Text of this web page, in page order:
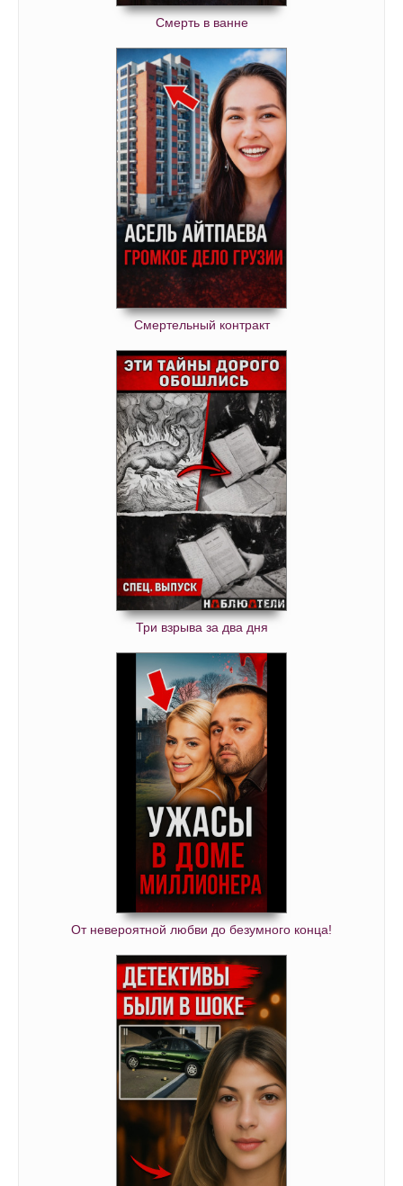
Смерть в ванне
Смертельный контракт
Три взрыва за два дня
От невероятной любви до безумного конца!